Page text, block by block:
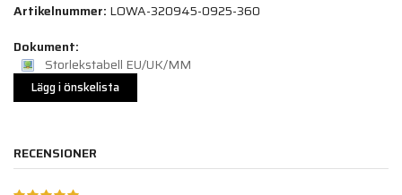
Artikelnummer: LOWA-320945-0925-360
Dokument:
Storlekstabell EU/UK/MM
Lägg i önskelista
RECENSIONER